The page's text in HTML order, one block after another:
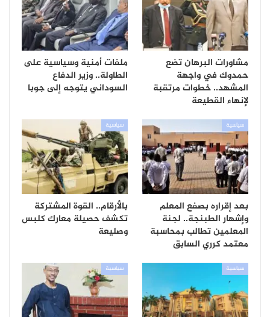
مشاورات البرهان تضع
حمدوك في واجهة
المشهد.. خطوات مرتقبة
لإنهاء القطيعة
ملفات أمنية وسياسية على
الطاولة.. وزير الدفاع
السوداني يتوجه إلى جوبا
سياسية
بعد إقراره بصفع المعلم
وإشهار الطبنجة.. لجنة
المعلمين تطالب بمحاسبة
معتمد كرري السابق
سياسية
بالأرقام.. القوة المشتركة
تكشف حصيلة معارك كلبس
وصليعة
سياسية سياسية